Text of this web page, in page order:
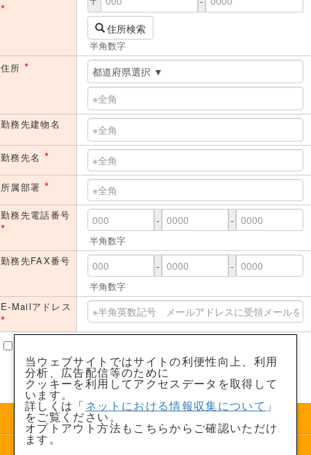
*
住所検索
半角数字
住所 *
勤務先建物名
勤務先名 *
所属部署 *
勤務先電話番号
*
- -
半角数字
勤務先FAX番号
- -
半角数字
E-Mailアドレス
*
せをします。（チェック必須）
入力内容を確認する クリア
当ウェブサイトではサイトの利便性向上、利用
分析、広告配信等のために
クッキーを利用してアクセスデータを取得して
います。
詳しくは「ネットにおける情報収集について 」
をご覧ください。
オプトアウト方法もこちらからご確認いただけ
ます。
Copyright © Nikkei BP Marketing,inc. All Rights Reserved.